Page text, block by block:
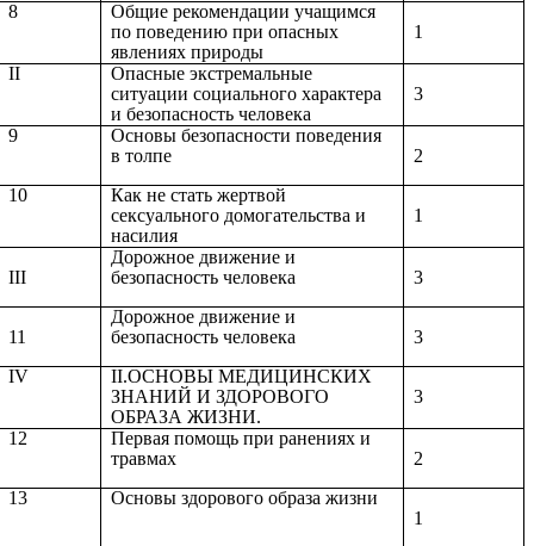
8
Общие рекомендации учащимся
по поведению при опасных
явлениях природы
1
II
Опасные экстремальные
ситуации социального характера
и безопасность человека
3
9
Основы безопасности поведения
в толпе
2
10
Как не стать жертвой
сексуального домогательства и
насилия
1
III
Дорожное движение и
безопасность человека
3
11
Дорожное движение и
безопасность человека
3
IV
II.ОСНОВЫ МЕДИЦИНСКИХ
ЗНАНИЙ И ЗДОРОВОГО
ОБРАЗА ЖИЗНИ.
3
12
Первая помощь при ранениях и
травмах
2
13
Основы здорового образа жизни
1